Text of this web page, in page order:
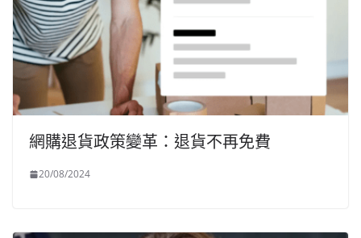
網購退貨政策變革：退貨不再免費
20/08/2024